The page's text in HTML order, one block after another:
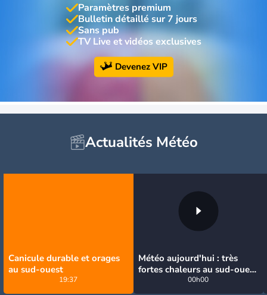
Paramètres premium
Bulletin détaillé sur 7 jours
Sans pub
TV Live et vidéos exclusives
Devenez VIP
Actualités Météo
Canicule durable et orages
au sud-ouest
19:37
Météo aujourd'hui : très
fortes chaleurs au sud-ouest
avant des orages, jusqu'à
39°C
00h00